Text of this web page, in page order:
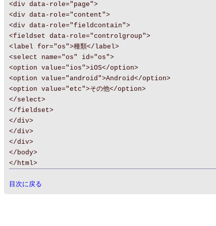
<div data-role="page">
<div data-role="content">
<div data-role="fieldcontain">
<fieldset data-role="controlgroup">
<label for="os">種類</label>
<select name="os" id="os">
<option value="ios">iOS</option>
<option value="android">Android</option>
<option value="etc">その他</option>
</select>
</fieldset>
</div>
</div>
</div>
</body>
</html>
目次に戻る